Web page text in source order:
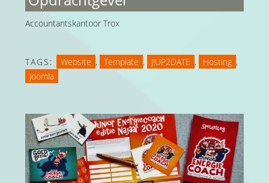
Accountantskantoor Trox
TAGS: Website , Template , J!UP2DATE , Hosting ,
Joomla